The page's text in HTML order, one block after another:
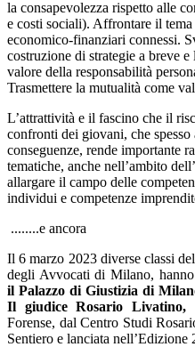
la consapevolezza rispetto alle
e costi sociali). Affrontare il
economico-finanziari connessi.
costruzione di strategie a breve
valore della responsabilità
Trasmettere la mutualità come
L’attrattività e il fascino che il
confronti dei giovani, che spesso
conseguenze, rende importante
tematiche, anche nell’ambito
allargare il campo delle
individui e competenze
........e ancora
Il 6 marzo 2023 diverse classi
degli Avvocati di Milano,
il Palazzo di Giustizia di
Il giudice Rosario Livatino,
Forense, dal Centro Studi
Sentiero e lanciata